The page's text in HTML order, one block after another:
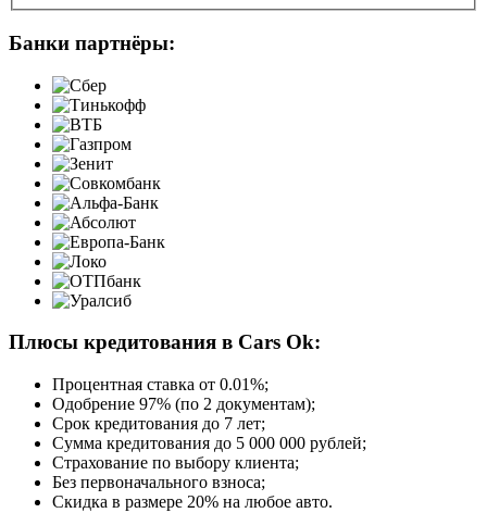
Банки партнёры:
Плюсы кредитования в Cars Ok:
Процентная ставка от 0.01%;
Одобрение 97% (по 2 документам);
Срок кредитования до 7 лет;
Сумма кредитования до 5 000 000 рублей;
Страхование по выбору клиента;
Без первоначального взноса;
Скидка в размере 20% на любое авто.